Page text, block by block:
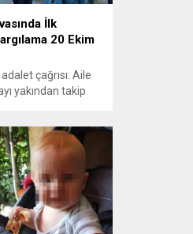
İlk
20 Ekim
çağrısı: Aile
yakından takip
açılan davanın
Ceza
Kamuoyunun
ilk duruşması
ailesine